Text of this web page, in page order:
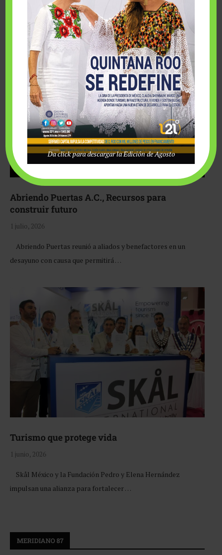
Fairmont Mayakoba y Make-A-Wish México unieron
esfuerzos para hacer realidad el deseo de una …
Abriendo Puertas A.C., Recursos para
construir futuro
1 julio, 2026
Abriendo Puertas reunió a aliados y benefactores en un
desayuno con causa que permitirá …
Turismo que protege vida
1 junio, 2026
Skål México y la Fundación Pedro y Elena Hernández
impulsan una alianza para fortalecer …
MERIDIANO 87
Da click para descargar la Edición de Agosto